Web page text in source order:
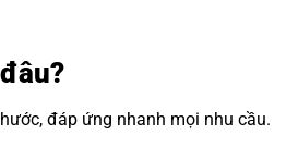
đáp ứng nhanh mọi nhu cầu.